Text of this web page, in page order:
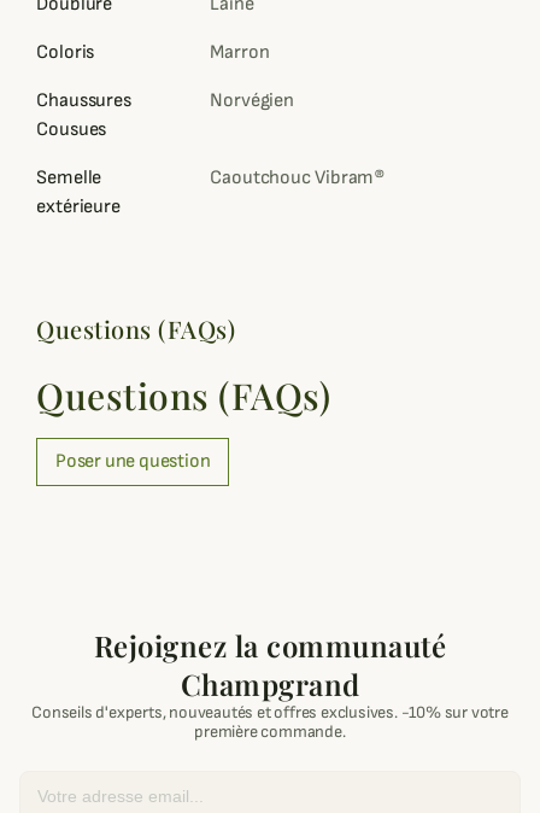
Coloris Marron
Chaussures
Cousues
Norvégien
Semelle
extérieure
Caoutchouc Vibram®
Questions (FAQs)
Questions (FAQs)
Poser une question
Rejoignez la communauté
Champgrand
Conseils d'experts, nouveautés et offres exclusives. -10% sur votre
première commande.